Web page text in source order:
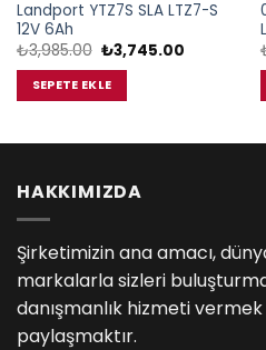
Landport YTZ7S SLA LTZ7-S
12V 6Ah
₺3,985.00 Orijinal
fiyat:
₺3,985.00.
₺3,745.00Şu
SEPETE EKLE
HAKKIMIZDA
Şirketimizin ana amacı,
markalarla sizleri
danışmanlık hizmeti
paylaşmaktır.